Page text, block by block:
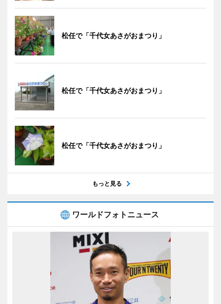
松任で「千代女あさがおまつり」
松任で「千代女あさがおまつり」
松任で「千代女あさがおまつり」
もっと見る
ワールドフォトニュース